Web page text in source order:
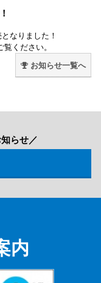
となりました！
覧ください。
お知らせ一覧へ
らせ／
内